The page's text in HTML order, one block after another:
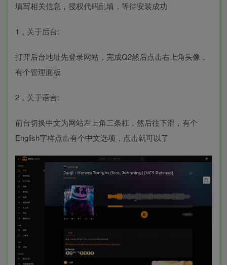
填写相关信息，授权代码乱填，等待安装成功
1，关于后台:
打开后台地址先登录网站，完成Q2然后点击右上角头像，
有个管理面板
2，关于语言:
前台切换中文为网站左上角三条杠，然后往下滑，有个
English字样点击有个中文选项，点击就可以了